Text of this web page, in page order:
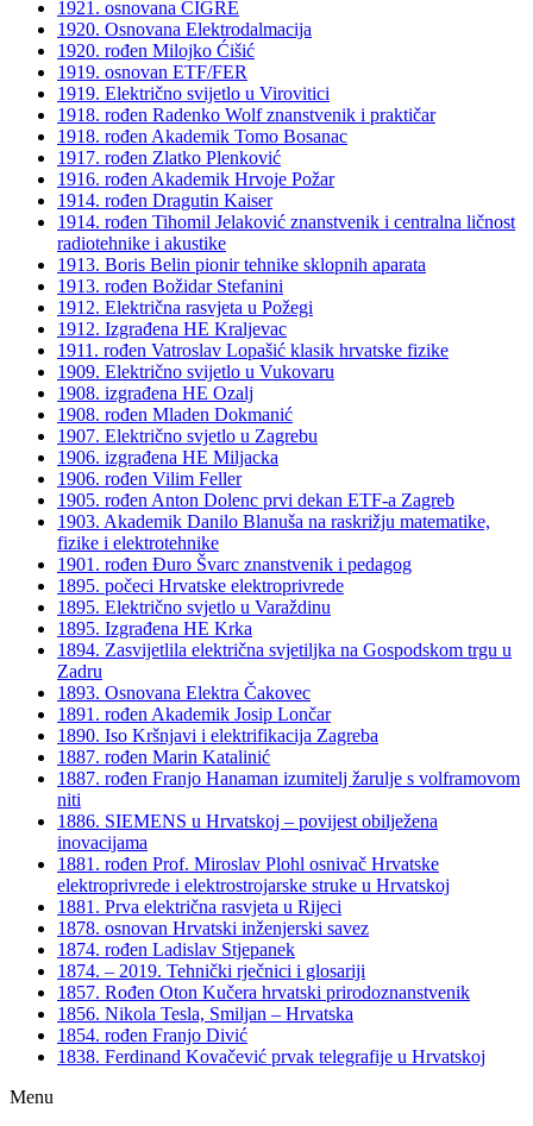
1921. osnovana CIGRÉ
1920. Osnovana Elektrodalmacija
1920. rođen Milojko Ćišić
1919. osnovan ETF/FER
1919. Električno svijetlo u Virovitici
1918. rođen Radenko Wolf znanstvenik i praktičar
1918. rođen Akademik Tomo Bosanac
1917. rođen Zlatko Plenković
1916. rođen Akademik Hrvoje Požar
1914. rođen Dragutin Kaiser
1914. rođen Tihomil Jelaković znanstvenik i centralna ličnost
radiotehnike i akustike
1913. Boris Belin pionir tehnike sklopnih aparata
1913. rođen Božidar Stefanini
1912. Električna rasvjeta u Požegi
1912. Izgrađena HE Kraljevac
1911. rođen Vatroslav Lopašić klasik hrvatske fizike
1909. Električno svijetlo u Vukovaru
1908. izgrađena HE Ozalj
1908. rođen Mladen Dokmanić
1907. Električno svjetlo u Zagrebu
1906. izgrađena HE Miljacka
1906. rođen Vilim Feller
1905. rođen Anton Dolenc prvi dekan ETF-a Zagreb
1903. Akademik Danilo Blanuša na raskrižju matematike,
fizike i elektrotehnike
1901. rođen Đuro Švarc znanstvenik i pedagog
1895. počeci Hrvatske elektroprivrede
1895. Električno svjetlo u Varaždinu
1895. Izgrađena HE Krka
1894. Zasvijetlila električna svjetiljka na Gospodskom trgu u
Zadru
1893. Osnovana Elektra Čakovec
1891. rođen Akademik Josip Lončar
1890. Iso Kršnjavi i elektrifikacija Zagreba
1887. rođen Marin Katalinić
1887. rođen Franjo Hanaman izumitelj žarulje s volframovom
niti
1886. SIEMENS u Hrvatskoj – povijest obilježena
inovacijama
1881. rođen Prof. Miroslav Plohl osnivač Hrvatske
elektroprivrede i elektrostrojarske struke u Hrvatskoj
1881. Prva električna rasvjeta u Rijeci
1878. osnovan Hrvatski inženjerski savez
1874. rođen Ladislav Stjepanek
1874. – 2019. Tehnički rječnici i glosariji
1857. Rođen Oton Kučera hrvatski prirodoznanstvenik
1856. Nikola Tesla, Smiljan – Hrvatska
1854. rođen Franjo Divić
1838. Ferdinand Kovačević prvak telegrafije u Hrvatskoj
Menu